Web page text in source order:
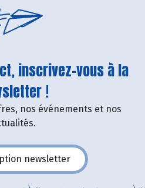
inscrivez-vous à la
!
nos événements et nos
newsletter